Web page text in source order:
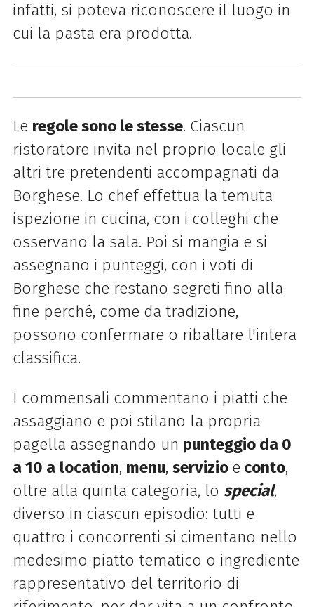
infatti, si poteva riconoscere il luogo in
cui la pasta era prodotta.
Le regole sono le stesse. Ciascun
ristoratore invita nel proprio locale gli
altri tre pretendenti accompagnati da
Borghese. Lo chef effettua la temuta
ispezione in cucina, con i colleghi che
osservano la sala. Poi si mangia e si
assegnano i punteggi, con i voti di
Borghese che restano segreti fino alla
fine perché, come da tradizione,
possono confermare o ribaltare l'intera
classifica.
I commensali commentano i piatti che
assaggiano e poi stilano la propria
pagella assegnando un punteggio da 0
a 10 a location, menu, servizio e conto,
oltre alla quinta categoria, lo special,
diverso in ciascun episodio: tutti e
quattro i concorrenti si cimentano nello
medesimo piatto tematico o ingrediente
rappresentativo del territorio di